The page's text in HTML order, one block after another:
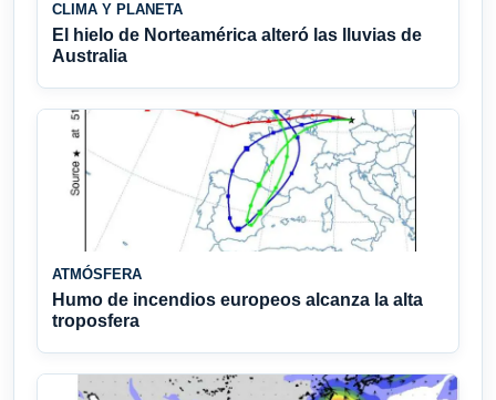
CLIMA Y PLANETA
El hielo de Norteamérica alteró las lluvias de
Australia
ATMÓSFERA
Humo de incendios europeos alcanza la alta
troposfera